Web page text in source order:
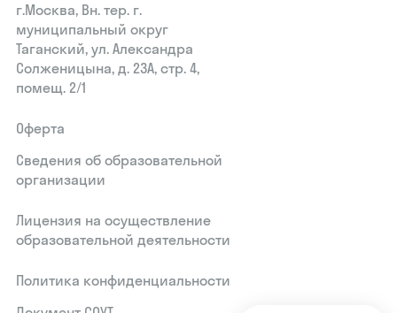
г.Москва, Вн. тер. г.
муниципальный округ
Таганский, ул. Александра
Солженицына, д. 23А, стр. 4,
помещ. 2/1
Оферта
Сведения об образовательной
организации
Лицензия на осуществление
образовательной деятельности
Политика конфиденциальности